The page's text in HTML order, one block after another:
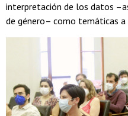
interpretación de los datos
de género– como temáticas a